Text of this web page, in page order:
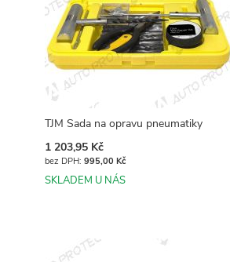
TJM Sada na opravu pneumatiky
1 203,95 Kč
995,00 Kč
SKLADEM U NÁS